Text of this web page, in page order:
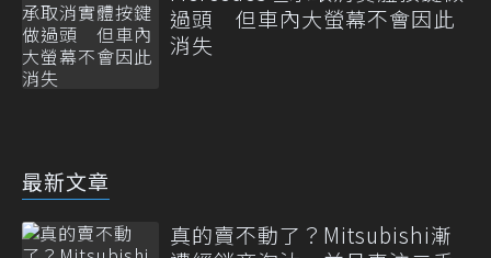
過頭 但車內大螢幕不會因此
消失
最新文章
真的賣不動了？Mitsubishi漸